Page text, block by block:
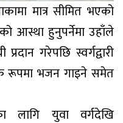
मात्र सीमित भएको
आस्था हुनुपर्नेमा उहाँले
गरेपछि स्वर्गद्वारी
रूपमा भजन गाइने समेत
लागि युवा वर्गदेखि